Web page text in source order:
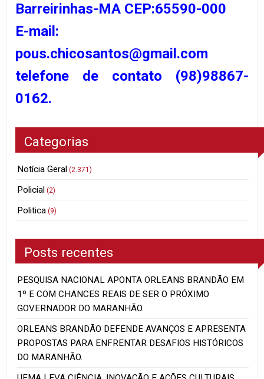
Barreirinhas-MA CEP:65590-000
E-mail:
pous.chicosantos@gmail.com
telefone de contato (98)98867-
0162.
Categorias
Notícia Geral (2.371)
Policial (2)
Politica (9)
Posts recentes
PESQUISA NACIONAL APONTA ORLEANS BRANDÃO EM
1º E COM CHANCES REAIS DE SER O PRÓXIMO
GOVERNADOR DO MARANHÃO.
ORLEANS BRANDÃO DEFENDE AVANÇOS E APRESENTA
PROPOSTAS PARA ENFRENTAR DESAFIOS HISTÓRICOS
DO MARANHÃO.